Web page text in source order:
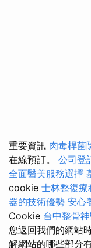
重要資訊 肉毒桿菌
在線預訂。 公司登
全面醫美服務選擇
cookie 士林整復療
器的技術優勢 安心
Cookie 台中整骨
您返回我們的網站
解網站的哪些部分